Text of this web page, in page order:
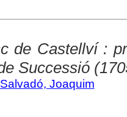
de Castellví :
Successió
Joaquim